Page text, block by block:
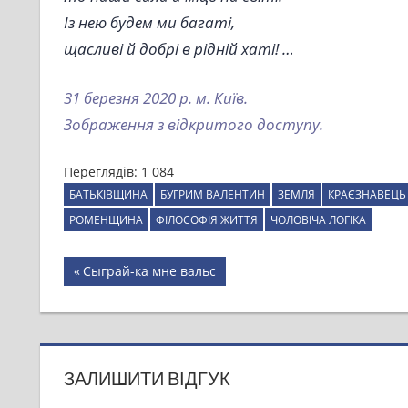
Із нею будем ми багаті,
щасливі й добрі в рідній хаті! …
31 березня 2020 р. м. Київ.
Зображення з відкритого доступу.
Переглядів: 1 084
БАТЬКІВЩИНА БУГРИМ ВАЛЕНТИН ЗЕМЛЯ КРАЄЗНАВЕЦЬ
РОМЕНЩИНА
ФІЛОСОФІЯ ЖИТТЯ ЧОЛОВІЧА ЛОГІКА
Навігація
записів
Previous
Post:
Сыграй-ка мне вальс
ЗАЛИШИТИ ВІДГУК